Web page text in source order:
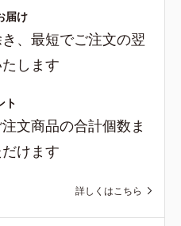
届け
、最短でご注文の翌
します
ト
文商品の合計個数ま
けます
詳しくはこちら